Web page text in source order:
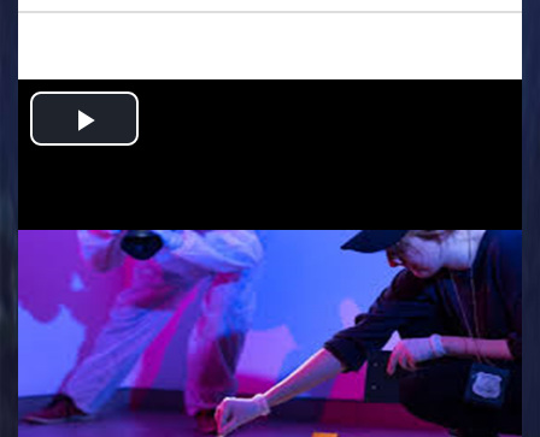
Play